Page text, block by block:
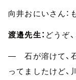
向井おにいさん：
渡邉先生： どうぞ
― 石が溶けて、
ってましたけど